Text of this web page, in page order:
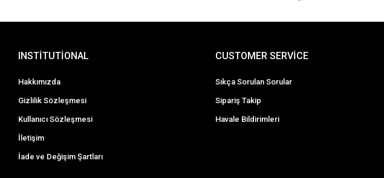
INSTİTUTİONAL
Hakkımızda
Gizlilik Sözleşmesi
Kullanıcı Sözleşmesi
İletişim
İade ve Değişim Şartları
CUSTOMER SERVİCE
Sıkça Sorulan Sorular
Sipariş Takip
Havale Bildirimleri